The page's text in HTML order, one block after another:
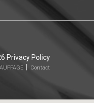
Privacy Policy
Contact